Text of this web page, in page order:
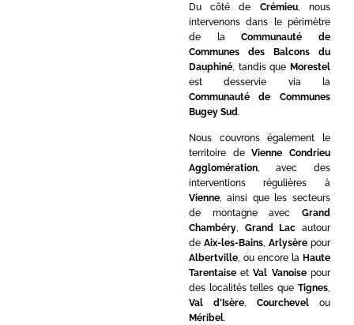
Du côté de Crémieu, nous
intervenons dans le périmètre
de laCommunauté de
Communes des Balcons du
Dauphiné, tandis que Morestel
est desservie via la
Communauté de Communes
Bugey Sud.
Nous couvrons également le
territoire deVienne Condrieu
Agglomération, avec des
interventions régulières à
Vienne, ainsi que les secteurs
de montagne avec Grand
Chambéry, Grand Lac autour
de Aix-les-Bains, Arlysèrepour
Albertville, ou encore la Haute
TarentaiseetVal Vanoisepour
des localités telles que Tignes,
Val d’Isère, Courchevelou
Méribel.